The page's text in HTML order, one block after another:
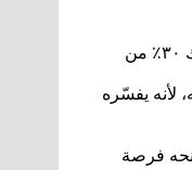
قل له: “هذه الطريقة ستوفّر عليك ٣٠٪ من
لأنه يفسّره
فرصة